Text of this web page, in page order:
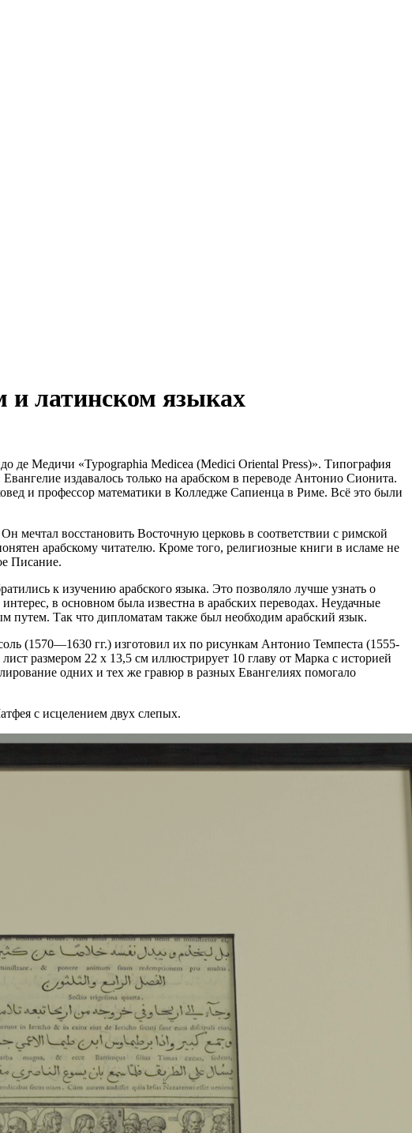
и латинском языках
де Медичи «Typographia Medicea (Medici Oriental Press)». Типография
издавалось только на арабском в переводе Антонио Сионита.
и профессор математики в Колледже Сапиенца в Риме. Всё это были
восстановить Восточную церковь в соответствии с римской
арабскому читателю. Кроме того, религиозные книги в исламе не
Писание.
к изучению арабского языка. Это позволяло лучше узнать о
в основном была известна в арабских переводах. Неудачные
Так что дипломатам также был необходим арабский язык.
(1570—1630 гг.) изготовил их по рисункам Антонио Темпеста (1555-
размером 22 х 13,5 см иллюстрирует 10 главу от Марка с историей
одних и тех же гравюр в разных Евангелиях помогало
с исцелением двух слепых.